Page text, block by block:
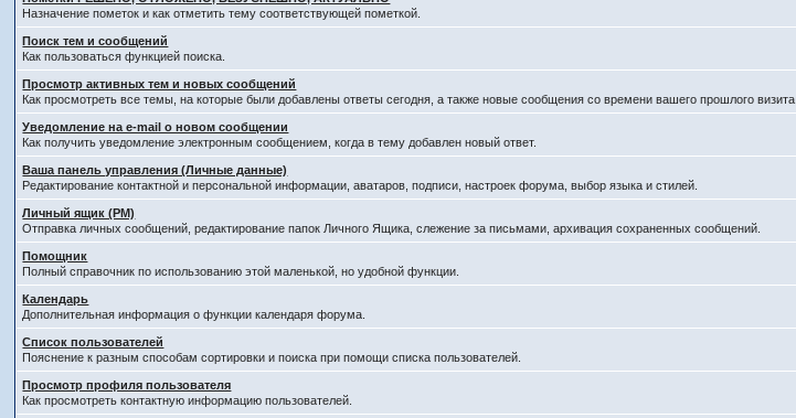
Назначение пометок и как отметить тему соответствующей пометкой.
Поиск тем и сообщений
Как пользоваться функцией поиска.
Просмотр активных тем и новых сообщений
Как просмотреть все темы, на которые были добавлены ответы сегодня, а также новые сообщения со времени вашего прошлого визита.
Уведомление на е-mail о новом сообщении
Как получить уведомление электронным сообщением, когда в тему добавлен новый ответ.
Ваша панель управления (Личные данные)
Редактирование контактной и персональной информации, аватаров, подписи, настроек форума, выбор языка и стилей.
Личный ящик (PM)
Отправка личных сообщений, редактирование папок Личного Ящика, слежение за письмами, архивация сохраненных сообщений.
Помощник
Полный справочник по использованию этой маленькой, но удобной функции.
Календарь
Дополнительная информация о функции календаря форума.
Список пользователей
Пояснение к разным способам сортировки и поиска при помощи списка пользователей.
Просмотр профиля пользователя
Как просмотреть контактную информацию пользователей.